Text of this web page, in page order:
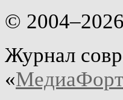
©
Журнал
«МедиаФорт